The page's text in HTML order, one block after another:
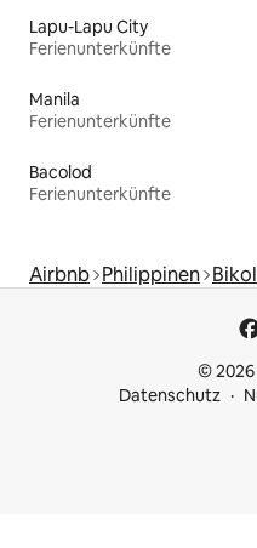
Lapu-Lapu City
Ferienunterkünfte
Manila
Ferienunterkünfte
Bacolod
Ferienunterkünfte
Airbnb Philippinen Bikol
© 2026
Datenschutz